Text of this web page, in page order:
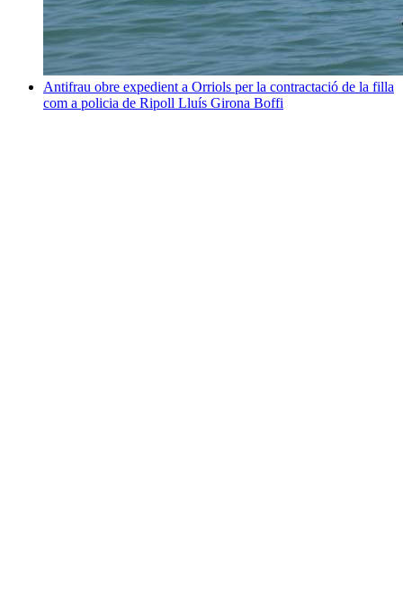
Antifrau obre expedient a Orriols per la contractació de la filla
com a policia de Ripoll Lluís Girona Boffi